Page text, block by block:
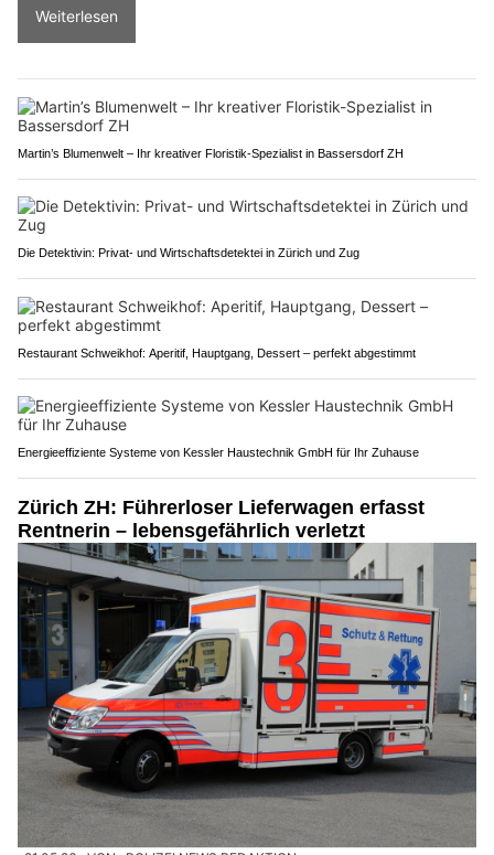
Weiterlesen
Martin’s Blumenwelt – Ihr kreativer Floristik-Spezialist in Bassersdorf ZH
Die Detektivin: Privat- und Wirtschaftsdetektei in Zürich und Zug
Restaurant Schweikhof: Aperitif, Hauptgang, Dessert – perfekt abgestimmt
Energieeffiziente Systeme von Kessler Haustechnik GmbH für Ihr Zuhause
Zürich ZH: Führerloser Lieferwagen erfasst
Rentnerin – lebensgefährlich verletzt